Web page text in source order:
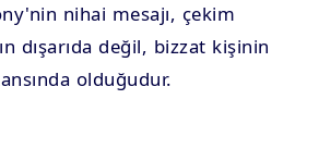
nihai mesajı, çekim
dışarıda değil, bizzat kişinin
olduğudur.